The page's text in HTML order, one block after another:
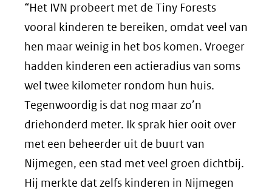
“Het IVN probeert met de Tiny Forests
vooral kinderen te bereiken, omdat veel van
hen maar weinig in het bos komen. Vroeger
hadden kinderen een actieradius van soms
wel twee kilometer rondom hun huis.
Tegenwoordig is dat nog maar zo’n
driehonderd meter. Ik sprak hier ooit over
met een beheerder uit de buurt van
Nijmegen, een stad met veel groen dichtbij.
Hij merkte dat zelfs kinderen in Nijmegen